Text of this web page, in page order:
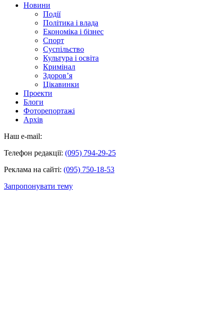
Новини
Події
Політика і влада
Економіка і бізнес
Спорт
Суспільство
Культура і освіта
Кримінал
Здоров’я
Цікавинки
Проекти
Блоги
Фоторепортажі
Архів
Наш e-mail:
Телефон редакції: (095) 794-29-25
Реклама на сайті: (095) 750-18-53
Запропонувати тему